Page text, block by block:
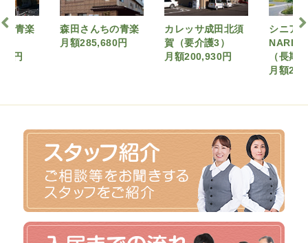
の青楽
カレッサ成田北須
賀（要介護3）
シニア町内会
NARITA公津の杜
（長期A契約）
アシス
ング土
月額